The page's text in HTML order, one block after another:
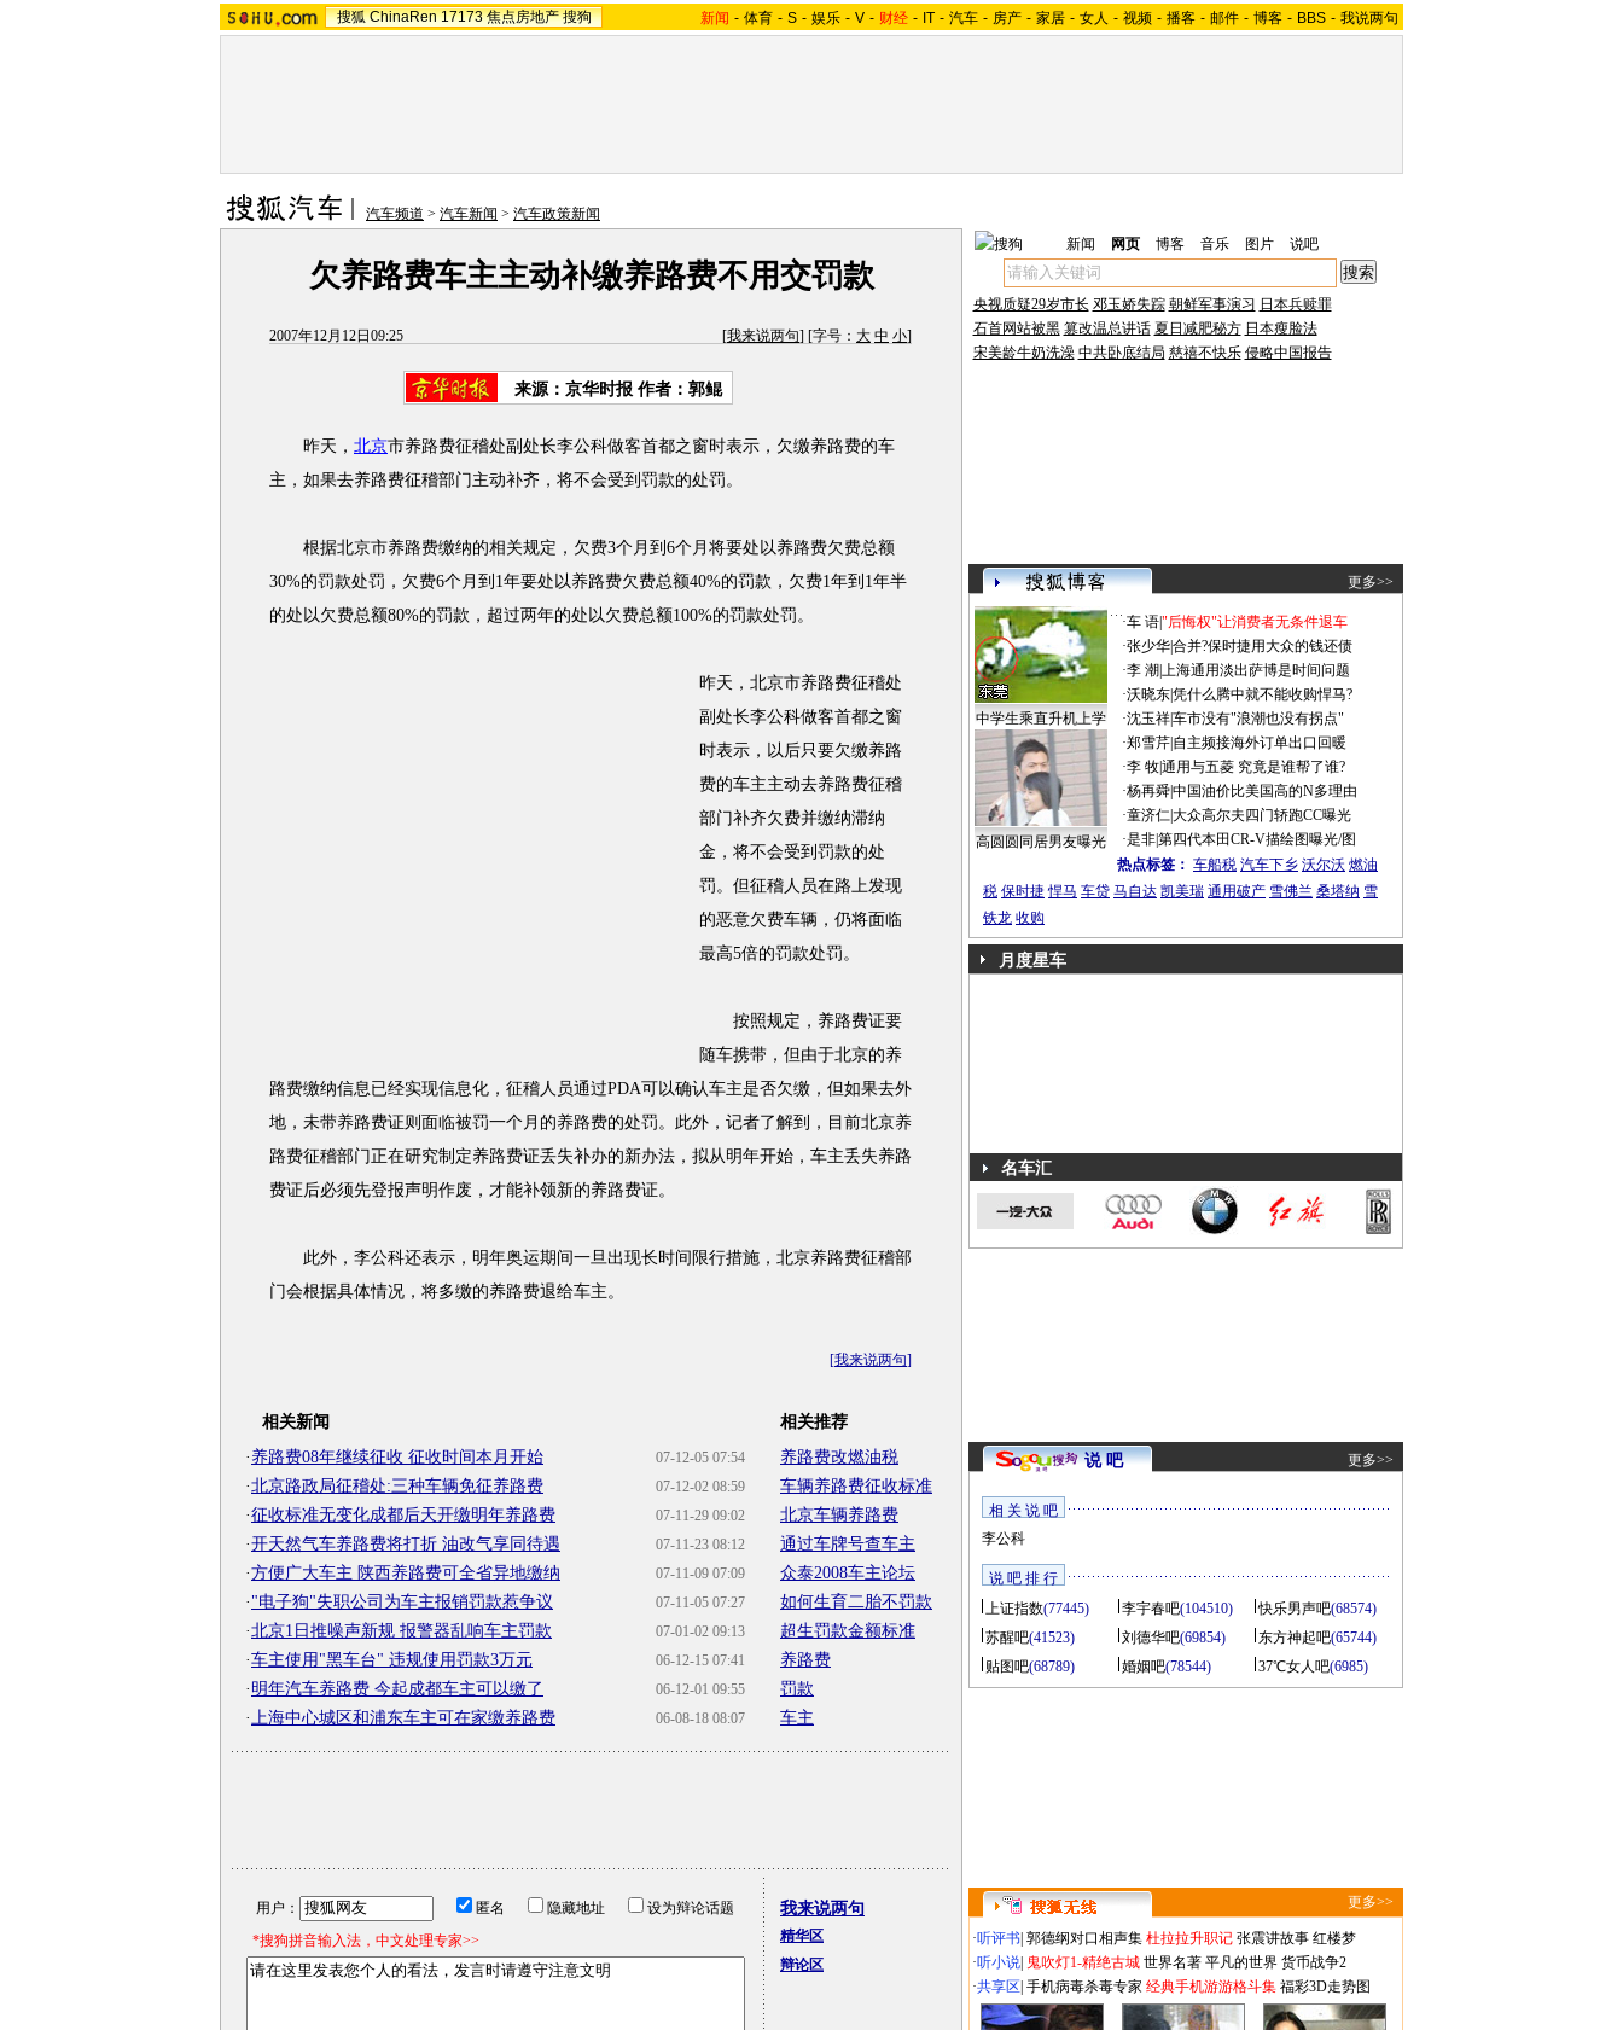
搜狐 ChinaRen 17173 焦点房地产 搜狗 新闻 - 体育 - S - 娱乐 - V - 财经 - IT - 汽车 - 房产 - 家居 - 女人 - 视频 - 播客 - 邮件 - 博客 - BBS - 我说两句
汽车频道 > 汽车新闻 > 汽车政策新闻
欠养路费车主主动补缴养路费不用交罚款
2007年12月12日09:25 [我来说两句] [字号： 大 中 小]
来源：京华时报 作者：郭鲲
昨天， 北京市养路费征稽处副处长李公科做客首都之窗时表示，欠缴养路费的车
主，如果去养路费征稽部门主动补齐，将不会受到罚款的处罚。
根据北京市养路费缴纳的相关规定，欠费3个月到6个月将要处以养路费欠费总额
30%的罚款处罚，欠费6个月到1年要处以养路费欠费总额40%的罚款，欠费1年到1年半
的处以欠费总额80%的罚款，超过两年的处以欠费总额100%的罚款处罚。
昨天，北京市养路费征稽处
副处长李公科做客首都之窗
时表示，以后只要欠缴养路
费的车主主动去养路费征稽
部门补齐欠费并缴纳滞纳
金，将不会受到罚款的处
罚。但征稽人员在路上发现
的恶意欠费车辆，仍将面临
最高5倍的罚款处罚。
按照规定，养路费证要
随车携带，但由于北京的养
路费缴纳信息已经实现信息化，征稽人员通过PDA可以确认车主是否欠缴，但如果去外
地，未带养路费证则面临被罚一个月的养路费的处罚。此外，记者了解到，目前北京养
路费征稽部门正在研究制定养路费证丢失补办的新办法，拟从明年开始，车主丢失养路
费证后必须先登报声明作废，才能补领新的养路费证。
此外，李公科还表示，明年奥运期间一旦出现长时间限行措施，北京养路费征稽部
门会根据具体情况，将多缴的养路费退给车主。
[我来说两句]
相关新闻
07-12-05 07:54
· 养路费08年继续征收 征收时间本月开始
07-12-02 08:59
·北京路政局征稽处:三种车辆免征养路费
07-11-29 09:02
·征收标准无变化成都后天开缴明年养路费
07-11-23 08:12
·开天然气车养路费将打折 油改气享同待遇
07-11-09 07:09
·方便广大车主 陕西养路费可全省异地缴纳
07-11-05 07:27
· "电子狗"失职公司为车主报销罚款惹争议
07-01-02 09:13
·北京1日推噪声新规 报警器乱响车主罚款
06-12-15 07:41
·车主使用"黑车台" 违规使用罚款3万元
06-12-01 09:55
· 明年汽车养路费 今起成都车主可以缴了
06-08-18 08:07
·上海中心城区和浦东车主可在家缴养路费
相关推荐
养路费改燃油税
车辆养路费征收标准
北京车辆养路费
通过车牌号查车主
众泰2008车主论坛
如何生育二胎不罚款
超生罚款金额标准
养路费
罚款
车主
用户： 匿名 隐藏地址
设为辩论话题
*搜狗拼音输入法，中文处理专家>>
我来说两句
精华区
辩论区
新闻 网页 博客 音乐 图片 说吧
央视质疑29岁市长 邓玉娇失踪 朝鲜军事演习 日本兵赎罪
石首网站被黑 篡改温总讲话 夏日减肥秘方 日本瘦脸法
宋美龄牛奶洗澡 中共卧底结局 慈禧不快乐 侵略中国报告
更多>>
中学生乘直升机上学
高圆圆同居男友曝光
·车 语|"后悔权"让消费者无条件退车
·张少华|合并?保时捷用大众的钱还债
·李 潮 上海通用淡出萨博是时间问题
·沃晓东|凭什么腾中就不能收购悍马?
·沈玉祥|车市没有"浪潮也没有拐点"
·郑雪芹| 自主频接海外订单出口回暖
·李 牧|通用与五菱 究竟是谁帮了谁?
·杨再舜|中国油价比美国高的N多理由
·童济仁|大众高尔夫四门轿跑CC曝光
·是非|第四代本田CR-V描绘图曝光/图
热点标签： 车船税 汽车下乡 沃尔沃 燃油
税 保时捷 悍马 车贷 马自达 凯美瑞 通用破产 雪佛兰 桑塔纳 雪
铁龙 收购
月度星车
名车汇
说 吧 更多>>
相 关 说 吧
李公科
说 吧 排 行
上证指数(77445) 李宇春吧(104510) 快乐男声吧(68574)
苏醒吧(41523) 刘德华吧(69854) 东方神起吧(65744)
贴图吧(68789) 婚姻吧(78544) 37℃女人吧(6985)
更多>>
·听评书 郭德纲对口相声集 杜拉拉升职记 张震讲故事 红楼梦
·听小说 鬼吹灯1-精绝古城 世界名著 平凡的世界 货币战争2
·共享区 手机病毒杀毒专家 经典手机游游格斗集 福彩3D走势图